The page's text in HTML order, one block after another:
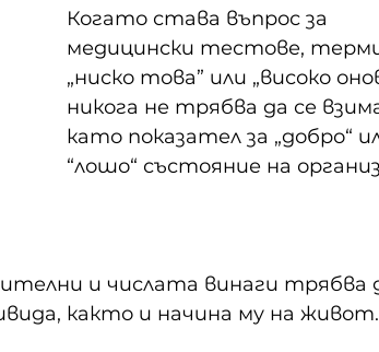
Когато става въпрос за
медицински тестове,
„ниско това” или „високо
никога не трябва да се
като показател за „добро“
“лошо“ състояние на
и числата винаги трябва
както и начина му на живот.